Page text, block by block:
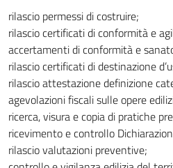
rilascio permessi di costruire;
rilascio certificati di conformità e
accertamenti di conformità e
rilascio certificati di destinazione
rilascio attestazione definizione
agevolazioni fiscali sulle opere
ricerca, visura e copia di pratiche
ricevimento e controllo
rilascio valutazioni preventive;